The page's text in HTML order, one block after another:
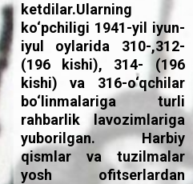
ketdilar.Ularning
ko‘pchiligi 1941-yil iyun-
iyul oylarida 310-,312-
(196 kishi), 314- (196
kishi) va 316-o‘qchilar
bo‘linmalariga turli
rahbarlik lavozimlariga
yuborilgan. Harbiy
qismlar va tuzilmalar
yosh ofitserlardan